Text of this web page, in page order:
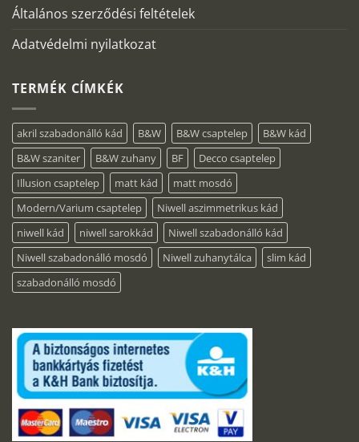
Általános szerződési feltételek
Adatvédelmi nyilatkozat
TERMÉK CÍMKÉK
akril szabadonálló kád B&W B&W csaptelep
B&W kád
B&W szaniter
B&W zuhany BF
Decco csaptelep
Illusion csaptelep
matt kád
matt mosdó
Modern/Varium csaptelep
Niwell aszimmetrikus kád
niwell kád
niwell sarokkád
Niwell szabadonálló kád
Niwell szabadonálló mosdó
Niwell zuhanytálca
slim kád
szabadonálló mosdó